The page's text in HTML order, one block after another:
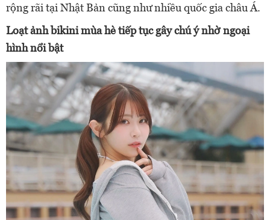
rộng rãi tại Nhật Bản cũng như nhiều quốc gia châu Á.
Loạt ảnh bikini mùa hè tiếp tục gây chú ý nhờ ngoại
hình nổi bật